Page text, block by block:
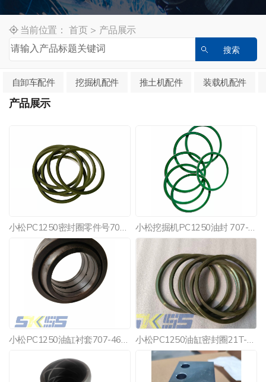
当前位置： 首页 > 产品展示
自卸车配件 挖掘机配件 推土机配件 装载机配件
产品展示
小松PC1250密封圈零件号707-77-116010 小松挖掘机PC1250油封 707-77-16020
小松PC1250油缸衬套707-46-14010 小松PC1250油缸密封圈21T-72-15870